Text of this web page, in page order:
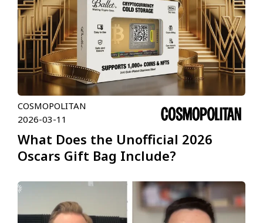
COSMOPOLITAN
2026-03-11
What Does the Unofficial 2026
Oscars Gift Bag Include?